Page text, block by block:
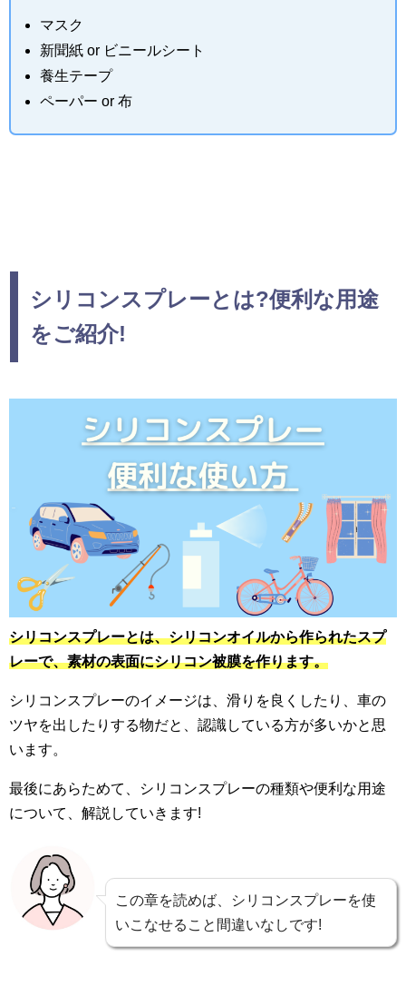
マスク
新聞紙 or ビニールシート
養生テープ
ペーパー or 布
シリコンスプレーとは?便利な用途
をご紹介!
シリコンスプレーとは、シリコンオイルから作られたスプ
レーで、素材の表面にシリコン被膜を作ります。
シリコンスプレーのイメージは、滑りを良くしたり、車の
ツヤを出したりする物だと、認識している方が多いかと思
います。
最後にあらためて、シリコンスプレーの種類や便利な用途
について、解説していきます!
この章を読めば、シリコンスプレーを使
いこなせること間違いなしです!